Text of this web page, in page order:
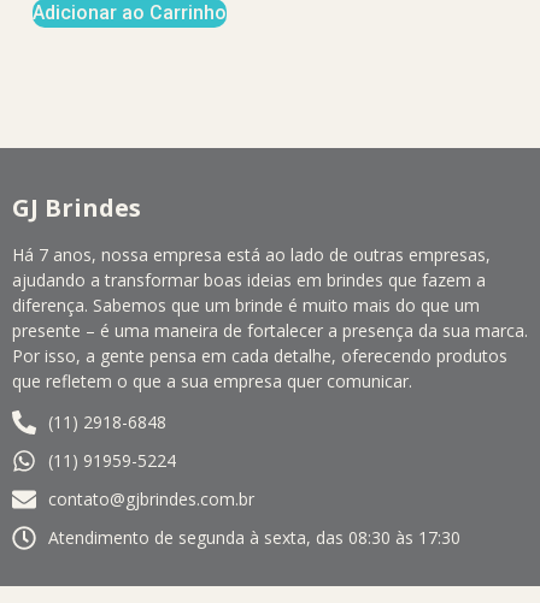
Adicionar ao Carrinho
GJ Brindes
Há 7 anos, nossa empresa está ao lado de outras empresas,
ajudando a transformar boas ideias em brindes que fazem a
diferença. Sabemos que um brinde é muito mais do que um
presente – é uma maneira de fortalecer a presença da sua marca.
Por isso, a gente pensa em cada detalhe, oferecendo produtos
que refletem o que a sua empresa quer comunicar.
(11) 2918-6848
(11) 91959-5224
contato@gjbrindes.com.br
Atendimento de segunda à sexta, das 08:30 às 17:30